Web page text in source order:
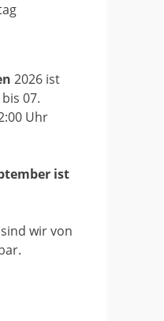
2026 ist
07.
Uhr
ist
wir von